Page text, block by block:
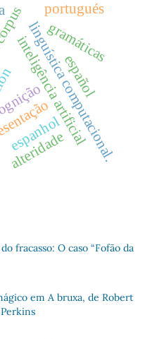
linguística computacional.
inteligência artificial
gramáticas
portugués
español
espanhol
alteridade
fracasso: O caso “Fofão da
em A bruxa, de Robert